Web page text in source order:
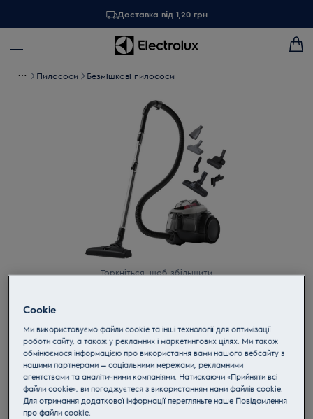
Доставка від 1,20 грн
Пилососи Безмішкові пилососи
Торкніться, щоб збільшити
EL61A4UG
Electrolux EL61A4UG Безмішковий
Пилосос
4.8 (337)
Переваги
Легке очищення контейнеру та набір для власників тварин
Cookie
Ми використовуємо файли cookie та інші технології для оптимізації
роботи сайту, а також у рекламних і маркетингових цілях. Ми також
обмінюємося інформацією про використання вами нашого вебсайту з
нашими партнерами — соціальними мережами, рекламними
агентствами та аналітичними компаніями. Натискаючи «Прийняти всі
файли cookie», ви погоджуєтеся з використанням нами файлів cookie.
Для отримання додаткової інформації перегляньте наше Пoвідомлення
прo файли cookie.